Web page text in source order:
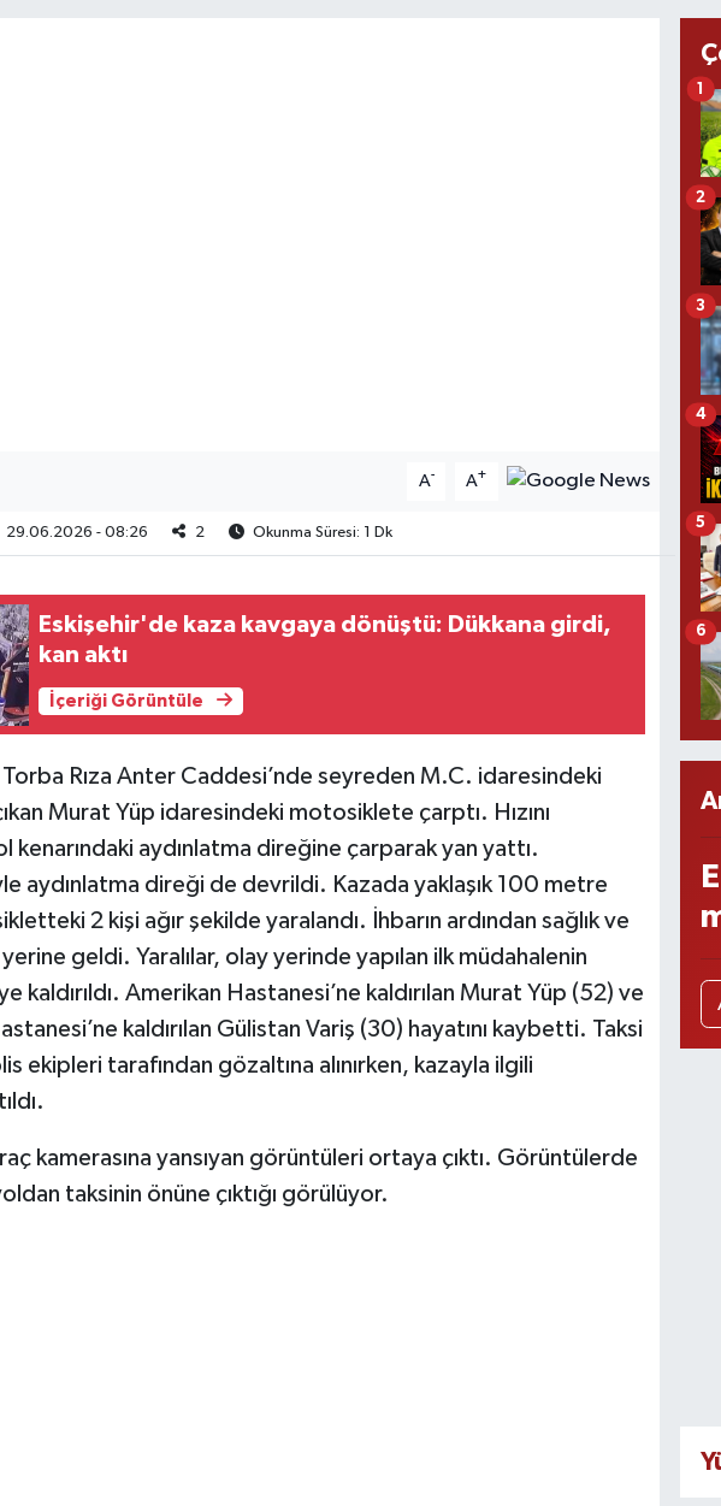
A- A+
29.06.2026 - 08:26 2 Okunma Süresi: 1 Dk
Eskişehir'de kaza kavgaya dönüştü: Dükkana girdi,
kan aktı
İçeriği Görüntüle
Rıza Anter Caddesi’nde seyreden M.C. idaresindeki
Murat Yüp idaresindeki motosiklete çarptı. Hızını
kenarındaki aydınlatma direğine çarparak yan yattı.
aydınlatma direği de devrildi. Kazada yaklaşık 100 metre
2 kişi ağır şekilde yaralandı. İhbarın ardından sağlık ve
geldi. Yaralılar, olay yerinde yapılan ilk müdahalenin
kaldırıldı. Amerikan Hastanesi’ne kaldırılan Murat Yüp (52) ve
kaldırılan Gülistan Variş (30) hayatını kaybetti. Taksi
ekipleri tarafından gözaltına alınırken, kazayla ilgili
kamerasına yansıyan görüntüleri ortaya çıktı. Görüntülerde
taksinin önüne çıktığı görülüyor.
1
2
3
4
5
6